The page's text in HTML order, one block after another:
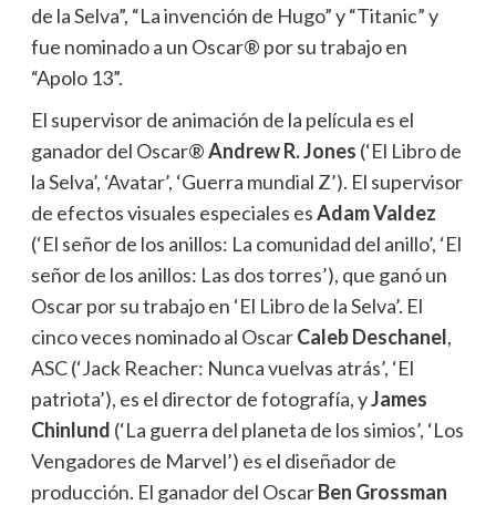
de la Selva”, “La invención de Hugo” y “Titanic” y
fue nominado a un Oscar® por su trabajo en
“Apolo 13”.
El supervisor de animación de la película es el
ganador del Oscar®Andrew R. Jones (‘El Libro de
la Selva’, ‘Avatar’, ‘Guerra mundial Z’). El supervisor
de efectos visuales especiales esAdam Valdez
(‘El señor de los anillos: La comunidad del anillo’, ‘El
señor de los anillos: Las dos torres’), que ganó un
Oscar por su trabajo en ‘El Libro de la Selva’. El
cinco veces nominado al OscarCaleb Deschanel,
ASC (‘Jack Reacher: Nunca vuelvas atrás’, ‘El
patriota’), es el director de fotografía, yJames
Chinlund (‘La guerra del planeta de los simios’, ‘Los
Vengadores de Marvel’) es el diseñador de
producción. El ganador del OscarBen Grossman